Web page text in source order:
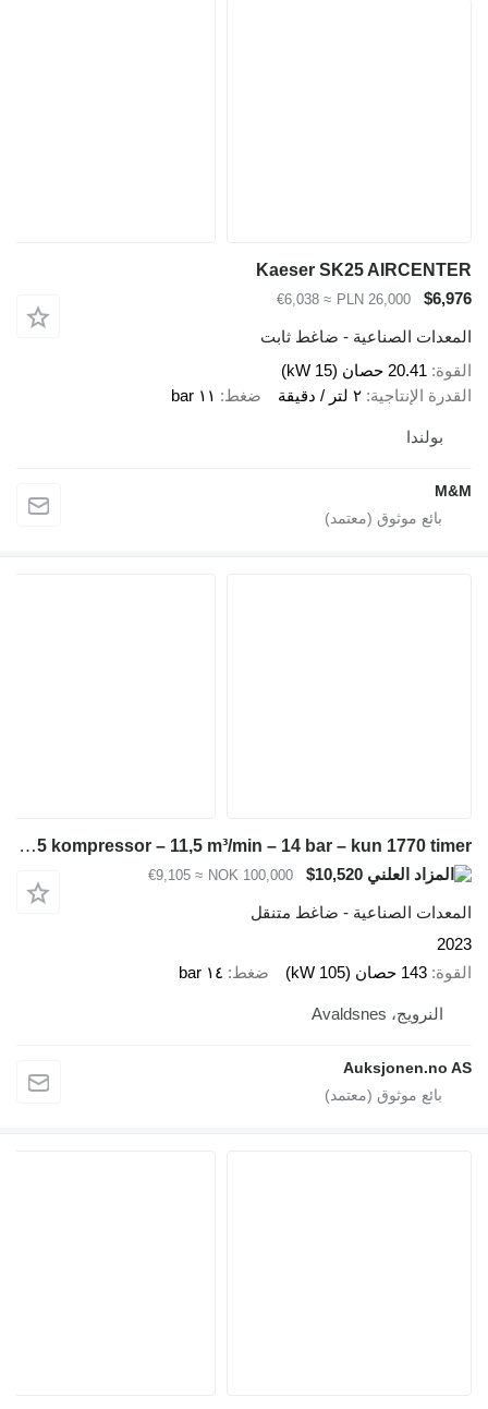
Kaeser SK25 AIRCENTER
$6,976
PLN 26,000
≈ €6,038
المعدات الصناعية - ضاغط ثابت
القوة 20.41 حصان (15 kW)
القدرة الإنتاجية ٢ لتر / دقيقة ضغط ١١ bar
بولندا
M&M
Kaeser Mobilair M125 kompressor – 11,5 m³/min – 14 bar – kun 1770 timer
NOK 100,000
≈ €9,105
المعدات الصناعية - ضاغط متنقل
2023
القوة 143 حصان (105 kW) ضغط ١٤ bar
النرويج، Avaldsnes
Auksjonen.no AS